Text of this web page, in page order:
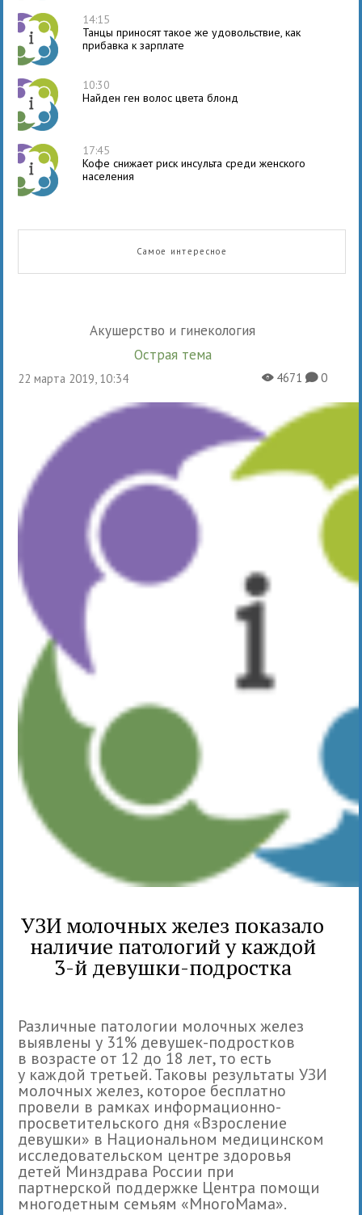
14:15
Танцы приносят такое же удовольствие, как
прибавка к зарплате
10:30
Найден ген волос цвета блонд
17:45
Кофе снижает риск инсульта среди женского
населения
Самое интересное
Акушерство и гинекология
Острая тема
22 марта 2019, 10:34 X4671K0
УЗИ молочных желез показало
наличие патологий у каждой
3-й девушки-подростка
Различные патологии молочных желез
выявлены у 31% девушек-подростков
в возрасте от 12 до 18 лет, то есть
у каждой третьей. Таковы результаты УЗИ
молочных желез, которое бесплатно
провели в рамках информационно-
просветительского дня «Взросление
девушки» в Национальном медицинском
исследовательском центре здоровья
детей Минздрава России при
партнерской поддержке Центра помощи
многодетным семьям «МногоМама».